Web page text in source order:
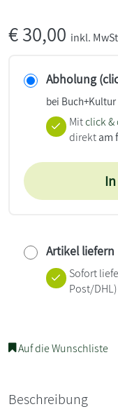
€30,00 inkl.
Abholung
bei
Mitclick
direktam
Artikel liefern
Sofort
Post/DHL)
Auf die Wunschliste
Beschreibung